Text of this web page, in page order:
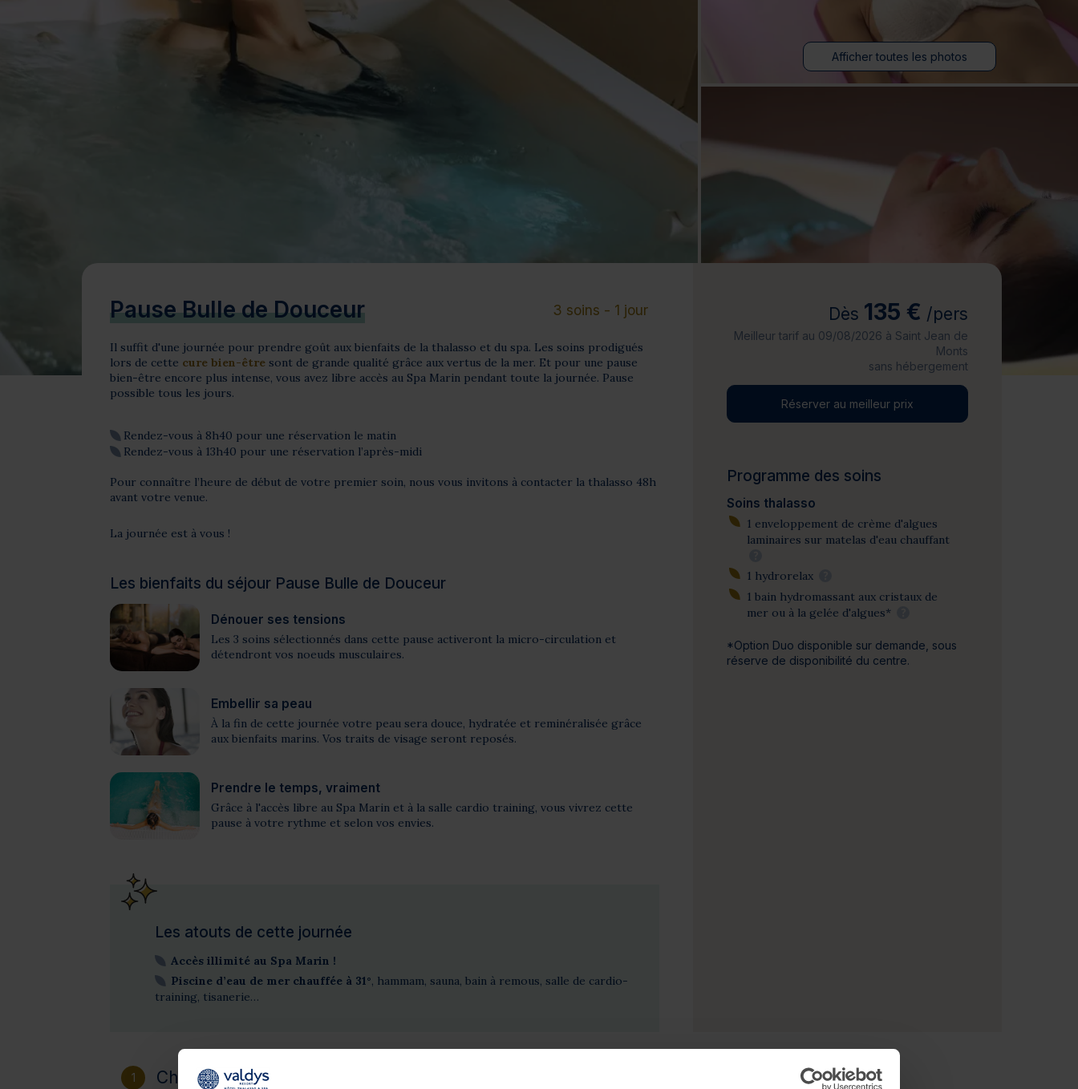
Mini-cure 3 à 5 jours
Afficher toutes les photos
Pause Bulle de Douceur 3 soins - 1 jour
Il suffit d'une journée pour prendre goût aux bienfaits de la thalasso et du spa. Les soins prodigués
lors de cette cure bien-être sont de grande qualité grâce aux vertus de la mer. Et pour une pause
bien-être encore plus intense, vous avez libre accès au Spa Marin pendant toute la journée. Pause
possible tous les jours.
Rendez-vous à 8h40 pour une réservation le matin
Rendez-vous à 13h40 pour une réservation l’après-midi
Pour connaître l’heure de début de votre premier soin, nous vous invitons à contacter la thalasso 48h
avant votre venue.
La journée est à vous !
Les bienfaits du séjour Pause Bulle de Douceur
Dénouer ses tensions
Les 3 soins sélectionnés dans cette pause activeront la micro-circulation et
détendront vos noeuds musculaires.
Embellir sa peau
À la fin de cette journée votre peau sera douce, hydratée et reminéralisée grâce
aux bienfaits marins. Vos traits de visage seront reposés.
Prendre le temps, vraiment
Grâce à l'accès libre au Spa Marin et à la salle cardio training, vous vivrez cette
pause à votre rythme et selon vos envies.
Les atouts de cette journée
Accès illimité au Spa Marin !
Piscine d’eau de mer chauffée à 31°, hammam, sauna, bain à remous, salle de cardio-
training, tisanerie…
Dès 135 € /pers
Meilleur tarif au 09/08/2026 à Saint Jean de
Monts
sans hébergement
Réserver au meilleur prix
Programme des soins
Soins thalasso
1 enveloppement de crème d'algues
laminaires sur matelas d'eau chauffant
1 hydrorelax
1 bain hydromassant aux cristaux de
mer ou à la gelée d'algues*
*Option Duo disponible sur demande, sous
réserve de disponibilité du centre.
1 Choisissez votre destination :